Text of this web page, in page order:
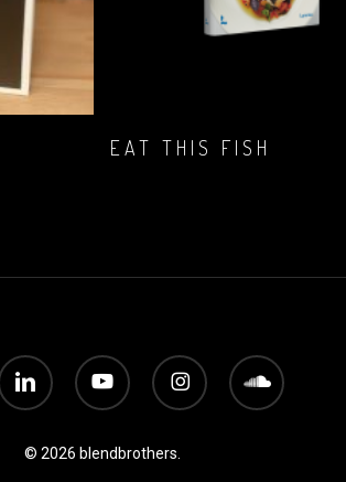
LEG IN JE
EAT THIS FISH
linkedin youtube instagram soundcloud
© 2026 blendbrothers.